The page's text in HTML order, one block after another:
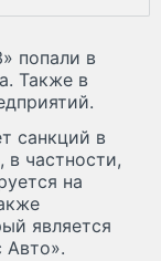
попали в
Также в
санкций в
частности,
на
является